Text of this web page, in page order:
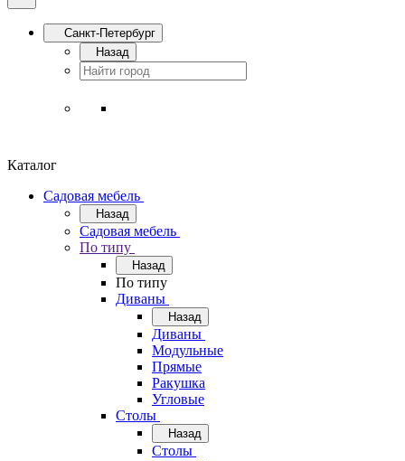
Санкт-Петербург
Назад
Каталог
Садовая мебель
Назад
Садовая мебель
По типу
Назад
По типу
Диваны
Назад
Диваны
Модульные
Прямые
Ракушка
Угловые
Столы
Назад
Столы